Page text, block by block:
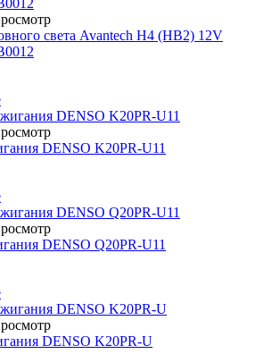
света Avantech H4 (HB2) 12V
DENSO K20PR-U11
DENSO Q20PR-U11
DENSO K20PR-U